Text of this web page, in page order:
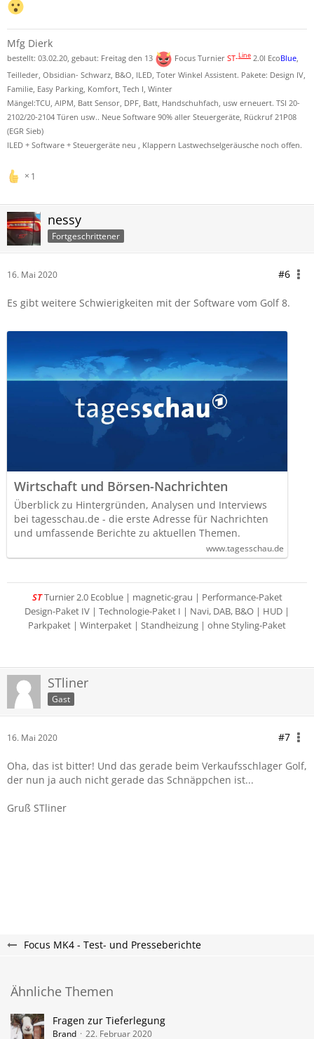
Mfg Dierk
bestellt: 03.02.20, gebaut: Freitag den 13 Focus Turnier ST-Line 2.0l EcoBlue,
Teilleder, Obsidian- Schwarz, B&O, ILED, Toter Winkel Assistent. Pakete: Design IV,
Familie, Easy Parking, Komfort, Tech I, Winter
Mängel:TCU, AIPM, Batt Sensor, DPF, Batt, Handschuhfach, usw erneuert. TSI 20-
2102/20-2104 Türen usw.. Neue Software 90% aller Steuergeräte, Rückruf 21P08
(EGR Sieb)
ILED + Software + Steuergeräte neu , Klappern Lastwechselgeräusche noch offen.
1
nessy
Fortgeschrittener
16. Mai 2020 #6
Es gibt weitere Schwierigkeiten mit der Software vom Golf 8.
Wirtschaft und Börsen-Nachrichten
Überblick zu Hintergründen, Analysen und Interviews
bei tagesschau.de - die erste Adresse für Nachrichten
und umfassende Berichte zu aktuellen Themen.
www.tagesschau.de
STTurnier 2.0 Ecoblue | magnetic-grau | Performance-Paket
Design-Paket IV | Technologie-Paket I | Navi, DAB, B&O | HUD |
Parkpaket | Winterpaket | Standheizung | ohne Styling-Paket
STliner
Gast
16. Mai 2020 #7
Oha, das ist bitter! Und das gerade beim Verkaufsschlager Golf,
der nun ja auch nicht gerade das Schnäppchen ist...
Gruß STliner
Focus MK4 - Test- und Presseberichte
Ähnliche Themen
Fragen zur Tieferlegung
Brand 22. Februar 2020